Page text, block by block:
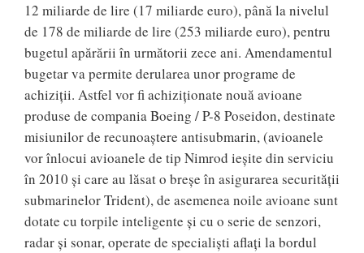
12 miliarde de lire (17 miliarde euro), până la nivelul
de 178 de miliarde de lire (253 miliarde euro), pentru
bugetul apărării în următorii zece ani. Amendamentul
bugetar va permite derularea unor programe de
achiziții. Astfel vor fi achiziţionate nouă avioane
produse de compania Boeing / P-8 Poseidon, destinate
misiunilor de recunoaştere antisubmarin, (avioanele
vor înlocui avioanele de tip Nimrod ieșite din serviciu
în 2010 și care au lăsat o breșe în asigurarea securității
submarinelor Trident), de asemenea noile avioane sunt
dotate cu torpile inteligente și cu o serie de senzori,
radar și sonar, operate de specialiști aflați la bordul